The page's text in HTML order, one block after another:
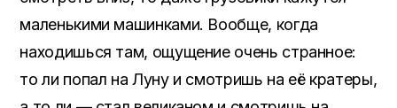
маленькими машинками. Вообще, когда
находишься там, ощущение очень странное:
то ли попал на Луну и смотришь на её кратеры,